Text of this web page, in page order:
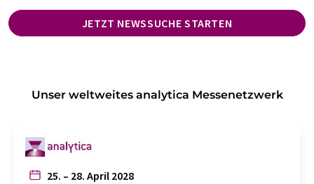
JETZT NEWSSUCHE STARTEN
Unser weltweites analytica Messenetzwerk
25. – 28. April 2028